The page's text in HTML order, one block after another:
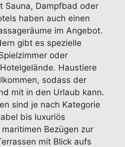
Sauna, Dampfbad oder
haben auch einen
im Angebot.
gibt es spezielle
oder
Haustiere
sodass der
mit in den Urlaub kann.
sind je nach Kategorie
bis luxuriös
Bezügen zur
mit Blick aufs